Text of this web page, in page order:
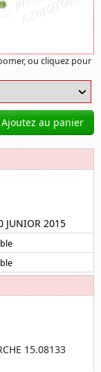
ou cliquez pour
Ajoutez au panier
JUNIOR 2015
15.08133